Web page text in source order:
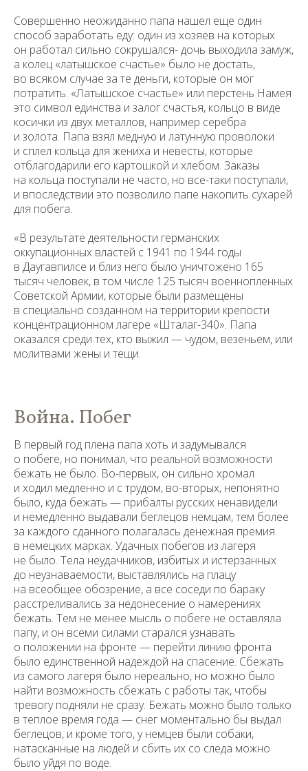
Совершенно неожиданно папа нашел еще один
способ заработать еду: один из хозяев на которых
он работал сильно сокрушался- дочь выходила замуж,
а колец «латышское счастье» было не достать,
во всяком случае за те деньги, которые он мог
потратить. «Латышское счастье» или перстень Намея
это символ единства и залог счастья, кольцо в виде
косички из двух металлов, например серебра
и золота. Папа взял медную и латунную проволоки
и сплел кольца для жениха и невесты, которые
отблагодарили его картошкой и хлебом. Заказы
на кольца поступали не часто, но все-таки поступали,
и впоследствии это позволило папе накопить сухарей
для побега.
«В результате деятельности германских
оккупационных властей с 1941 по 1944 годы
в Даугавпилсе и близ него было уничтожено 165
тысяч человек, в том числе 125 тысяч военнопленных
Советской Армии, которые были размещены
в специально созданном на территории крепости
концентрационном лагере «Шталаг-340». Папа
оказался среди тех, кто выжил — чудом, везеньем, или
молитвами жены и тещи.
Война. Побег
В первый год плена папа хоть и задумывался
о побеге, но понимал, что реальной возможности
бежать не было. Во-первых, он сильно хромал
и ходил медленно и с трудом, во-вторых, непонятно
было, куда бежать — прибалты русских ненавидели
и немедленно выдавали беглецов немцам, тем более
за каждого сданного полагалась денежная премия
в немецких марках. Удачных побегов из лагеря
не было. Тела неудачников, избитых и истерзанных
до неузнаваемости, выставлялись на плацу
на всеобщее обозрение, а все соседи по бараку
расстреливались за недонесение о намерениях
бежать. Тем не менее мысль о побеге не оставляла
папу, и он всеми силами старался узнавать
о положении на фронте — перейти линию фронта
было единственной надеждой на спасение. Сбежать
из самого лагеря было нереально, но можно было
найти возможность сбежать с работы так, чтобы
тревогу подняли не сразу. Бежать можно было только
в теплое время года — снег моментально бы выдал
беглецов, и кроме того, у немцев были собаки,
натасканные на людей и сбить их со следа можно
было уйдя по воде.